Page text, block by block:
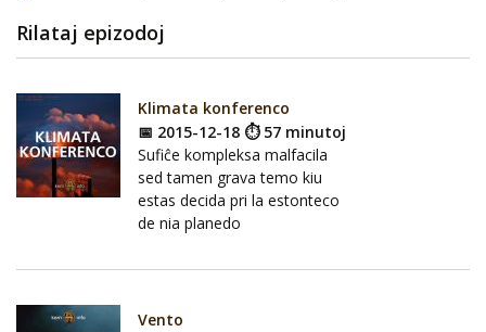
Rilataj epizodoj
Klimata konferenco
📅 2015-12-18 ⏱ 57 minutoj
Sufiĉe kompleksa malfacila
sed tamen grava temo kiu
estas decida pri la estonteco
de nia planedo
Vento